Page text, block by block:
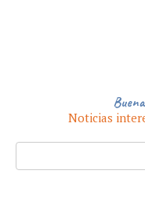
Noticias